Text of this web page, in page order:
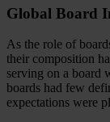
Global Board
As the role of
their composition
serving on a board
boards had few
expectations were